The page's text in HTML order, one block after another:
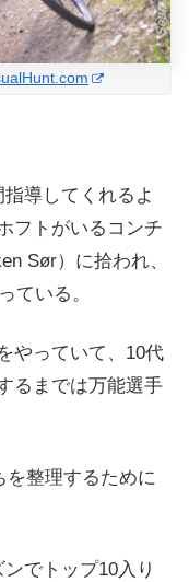
導してくれるよ
フトがいるコンチ
Sør）に拾われ、
ている。
やっていて、10代
るまでは万能選手
を整理するために
でトップ10入り